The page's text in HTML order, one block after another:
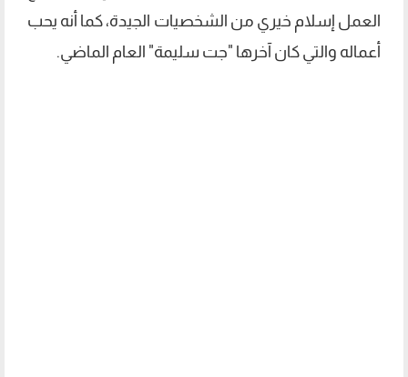
العمل إسلام خيري من الشخصيات الجيدة، كما أنه يحب
أعماله والتي كان آخرها "جت سليمة" العام الماضي.